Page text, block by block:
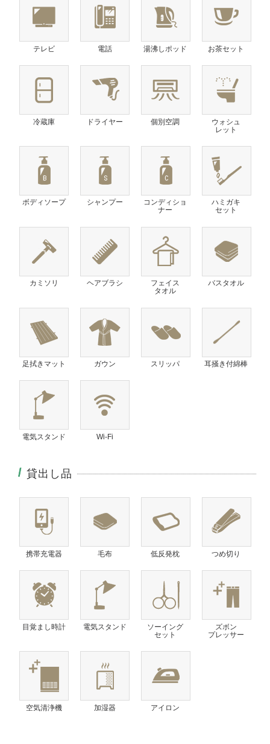
テレビ 電話 湯沸しポッド お茶セット
冷蔵庫 ドライヤー 個別空調
ウォシュ
レット
ボディソープ シャンプー
コンディショ
ナー
ハミガキ
セット
カミソリ ヘアブラシ
フェイス
タオル
バスタオル
足拭きマット ガウン スリッパ 耳掻き付綿棒
電気スタンド Wi-Fi
貸出し品
携帯充電器 毛布 低反発枕 つめ切り
目覚まし時計 電気スタンド
ソーイング
セット
ズボン
プレッサー
空気清浄機 加湿器 アイロン